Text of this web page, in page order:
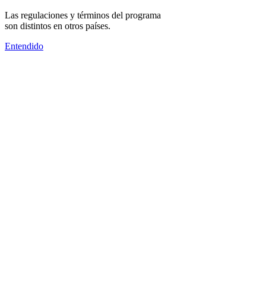
Las regulaciones y términos del programa
son distintos en otros países.
Entendido